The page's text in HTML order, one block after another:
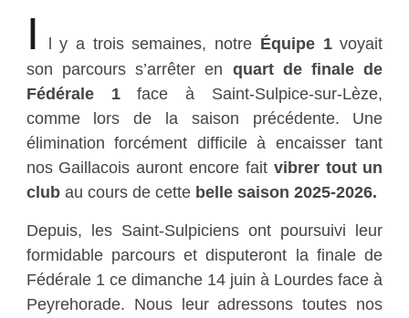
I l y a trois semaines, notre Équipe 1voyait
son parcours s’arrêter en quart de finale de
Fédérale 1face à Saint-Sulpice-sur-Lèze,
comme lors de la saison précédente. Une
élimination forcément difficile à encaisser tant
nos Gaillacois auront encore fait vibrer tout un
clubau cours de cette belle saison 2025-2026.
Depuis, les Saint-Sulpiciens ont poursuivi leur
formidable parcours et disputeront la finale de
Fédérale 1 ce dimanche 14 juin à Lourdes face à
Peyrehorade. Nous leur adressons toutes nos